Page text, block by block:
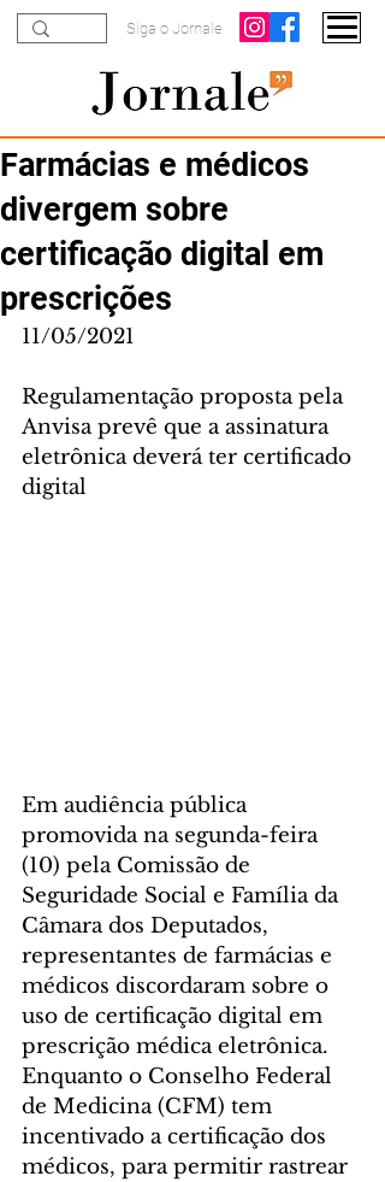
Siga o Jornale
Farmácias e médicos
divergem sobre
certificação digital em
prescrições
11/05/2021
Regulamentação proposta pela
Anvisa prevê que a assinatura
eletrônica deverá ter certificado
digital
Em audiência pública
promovida na segunda-feira
(10) pela Comissão de
Seguridade Social e Família da
Câmara dos Deputados,
representantes de farmácias e
médicos discordaram sobre o
uso de certificação digital em
prescrição médica eletrônica.
Enquanto o Conselho Federal
de Medicina (CFM) tem
incentivado a certificação dos
médicos, para permitir rastrear